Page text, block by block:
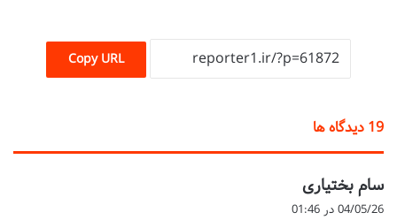
Copy URL
‫19 دیدگاه ها
سام بختیاری
ف
04/05/26 در 01:46